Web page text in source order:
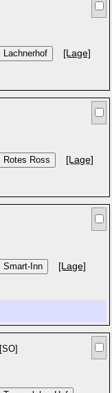
[Lage]
[Lage]
[Lage]
[SO]